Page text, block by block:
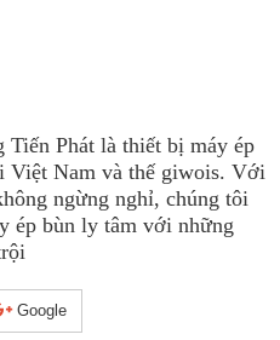
Phát là thiết bị máy ép
Việt Nam và thế giwois. Với
ngừng nghỉ, chúng tôi
ép bùn ly tâm với những
Google